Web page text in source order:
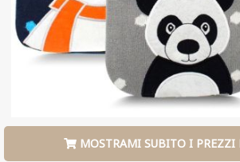
MOSTRAMI SUBITO I PREZZI